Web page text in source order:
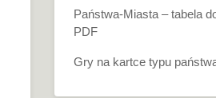
Państwa-Miasta – tabela
PDF
Gry na kartce typu